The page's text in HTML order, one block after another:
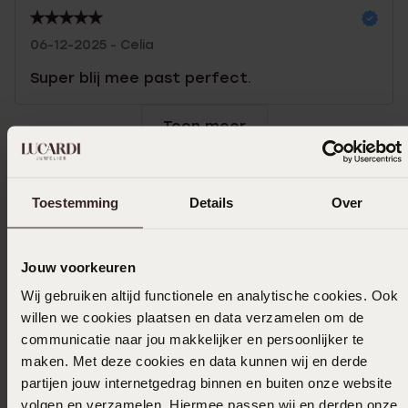
Toestemming Details Over
Jouw voorkeuren
Wij gebruiken altijd functionele en analytische cookies. Ook
willen we cookies plaatsen en data verzamelen om de
communicatie naar jou makkelijker en persoonlijker te
maken. Met deze cookies en data kunnen wij en derde
partijen jouw internetgedrag binnen en buiten onze website
volgen en verzamelen. Hiermee passen wij en derden onze
06-12-2025 - Celia
Super blij mee past perfect.
Toon meer
Ook leuk voor jou